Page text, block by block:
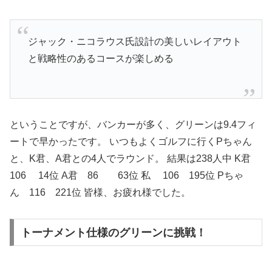
ジャック・ニコラウス氏設計の美しいレイアウト
と戦略性のあるコースが楽しめる
ということですが、バンカーが多く、グリーンは9.4フィ
ートで早かったです。 いつもよくゴルフに行くPちゃん
と、K君、A君との4人でラウンド。 結果は238人中 K君
106 14位 A君 86 63位 私 106 195位 Pちゃ
ん 116 221位 皆様、お疲れ様でした。
トーナメント仕様のグリーンに挑戦！